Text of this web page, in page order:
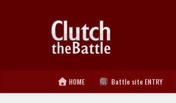
HOME Battle site ENTRY